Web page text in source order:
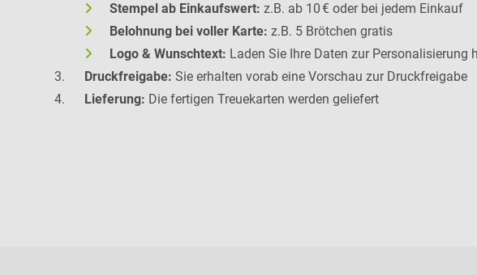
Stempel ab Einkaufswert: z.B. ab 10 € oder bei jedem Einkauf
Belohnung bei voller Karte: z.B. 5 Brötchen gratis
Logo & Wunschtext: Laden Sie Ihre Daten zur Personalisierung
Druckfreigabe: Sie erhalten vorab eine Vorschau zur Druckfreigabe
Lieferung: Die fertigen Treuekarten werden geliefert